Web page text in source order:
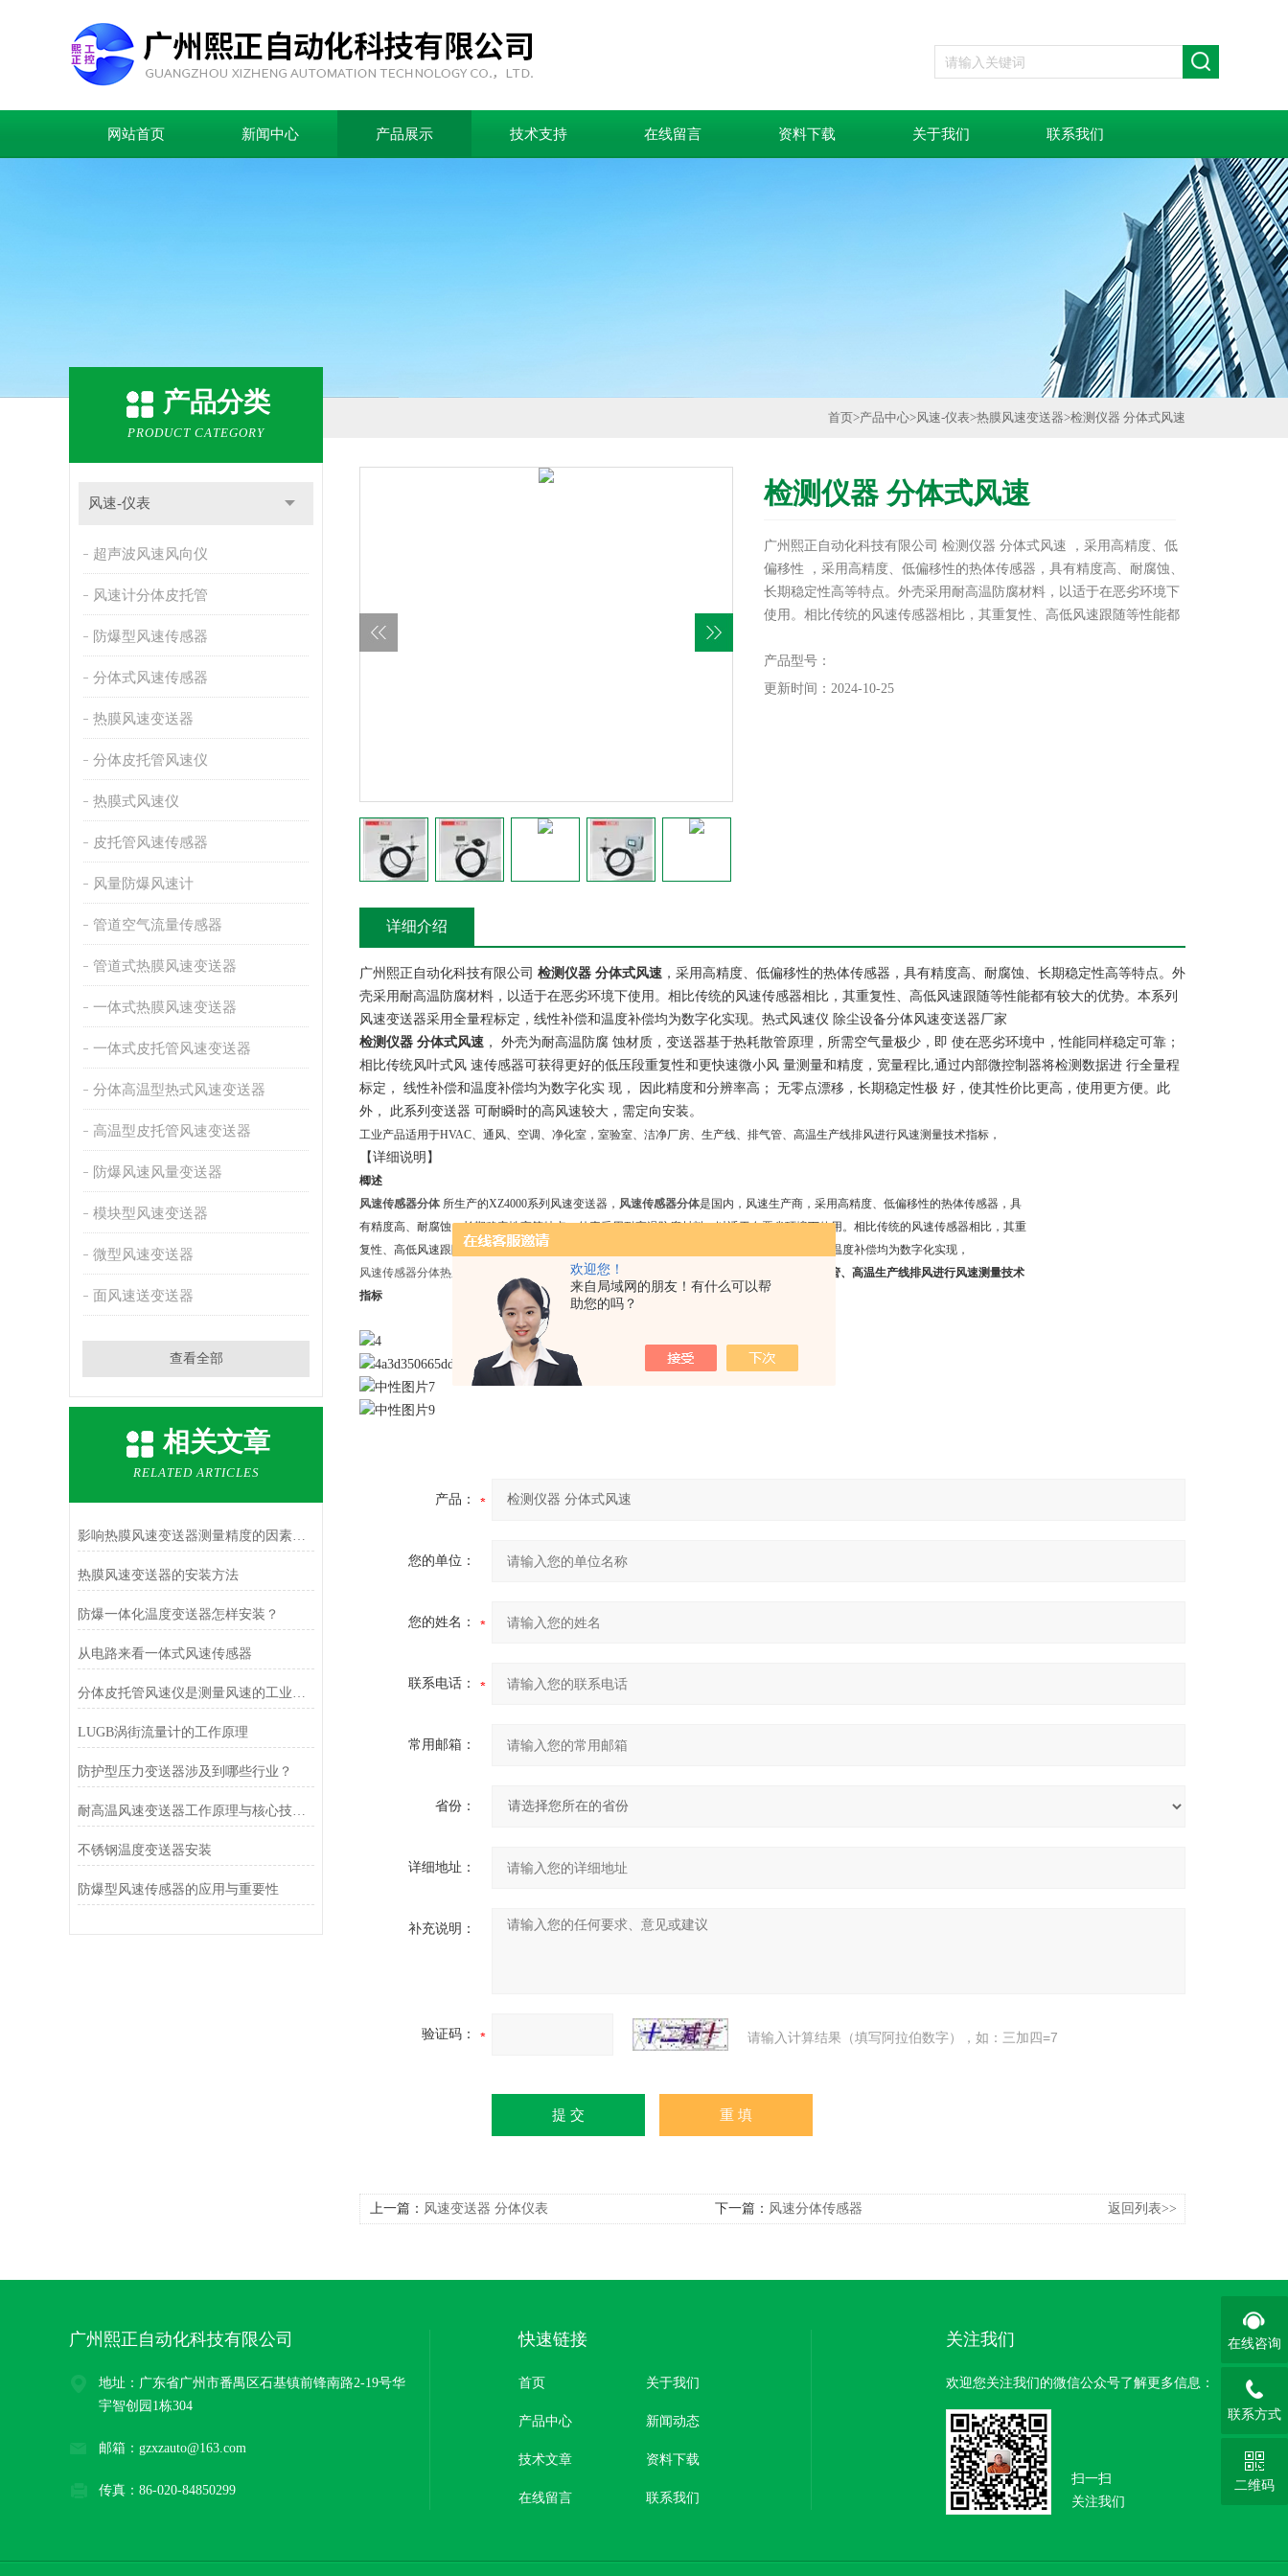
欢迎您！
来自局域网的朋友！有什么可以帮
助您的吗？
网站首页 新闻中心 产品展示 技术支持 在线留言 资料下载 关于我们 联系我们
产品分类
PRODUCT CATEGORY
风速-仪表
超声波风速风向仪
风速计分体皮托管
防爆型风速传感器
分体式风速传感器
热膜风速变送器
分体皮托管风速仪
热膜式风速仪
皮托管风速传感器
风量防爆风速计
管道空气流量传感器
管道式热膜风速变送器
一体式热膜风速变送器
一体式皮托管风速变送器
分体高温型热式风速变送器
高温型皮托管风速变送器
防爆风速风量变送器
模块型风速变送器
微型风速变送器
面风速送变送器
查看全部
相关文章
RELATED ARTICLES
影响热膜风速变送器测量精度的因素及解决措施
热膜风速变送器的安装方法
防爆一体化温度变送器怎样安装？
从电路来看一体式风速传感器
分体皮托管风速仪是测量风速的工业设备
LUGB涡街流量计的工作原理
防护型压力变送器涉及到哪些行业？
耐高温风速变送器工作原理与核心技术解析
不锈钢温度变送器安装
防爆型风速传感器的应用与重要性
首页>产品中心>风速-仪表>热膜风速变送器>检测仪器 分体式风速
检测仪器 分体式风速
广州熙正自动化科技有限公司 检测仪器 分体式风速 ，采用高精度、低
偏移性 ，采用高精度、低偏移性的热体传感器，具有精度高、耐腐蚀、
长期稳定性高等特点。外壳采用耐高温防腐材料，以适于在恶劣环境下
使用。相比传统的风速传感器相比，其重复性、高低风速跟随等性能都
偿均为数字化实现。热式风速仪 除尘设备分体风速变送器 厂家
产品型号：
更新时间：2024-10-25
详细介绍
广州熙正自动化科技有限公司 检测仪器 分体式风速 ，采用高精度、低偏移性的热体传感器，具有精度高、耐腐蚀、长期稳定性高等特点。外
壳采用耐高温防腐材料，以适于在恶劣环境下使用。相比传统的风速传感器相比，其重复性、高低风速跟随等性能都有较大的优势。本系列
风速变送器采用全量程标定，线性补偿和温度补偿均为数字化实现。热式风速仪 除尘设备分体风速变送器厂家
检测仪器 分体式风速 ， 外壳为耐高温防腐 蚀材质，变送器基于热耗散管原理，所需空气量极少，即 使在恶劣环境中，性能同样稳定可靠；
相比传统风叶式风 速传感器可获得更好的低压段重复性和更快速微小风 量测量和精度，宽量程比,通过内部微控制器将检测数据进 行全量程
标定，
线性补偿和温度补偿均为数字化实 现， 因此精度和分辨率高； 无零点漂移，长期稳定性极 好，使其性价比更高，使用更方便。此
外，
此系列变送器 可耐瞬时的高风速较大，需定向安装。
工业产品适用于HVAC、通风、空调、净化室，室验室、洁净厂房、生产线、排气管、高温生产线排风进行风速测量技术指标，
【详细说明】
楖述
风速传感器分体 所生产的XZ4000系列风速变送器， 风速传感器分体是国内，风速生产商，采用高精度、低偏移性的热体传感器，具
有精度高、耐腐蚀、长期稳定性高等特点。外壳采用耐高温防腐材料，以适于在恶劣环境下使用。相比传统的风速传感器相比，其重
复性、高低风速跟随等性能都有较大的优势。本系列风速变送器采用全量程标定，线性补偿和温度补偿均为数字化实现，
风速传感器分体热膜
适用于HVAC、通风、空调、净化室，室验室、洁净厂房、生产线、排气管、高温生产线排风进行风速测量技术
指标
产品：
您的单位：
您的姓名：
联系电话：
常用邮箱：
省份：
详细地址：
补充说明：
验证码： 请输入计算结果（填写阿拉伯数字），如：三加四=7
上一篇： 风速变送器 分体仪表 下一篇： 风速分体传感器 返回列表>>
广州熙正自动化科技有限公司
地址：广东省广州市番禺区石基镇前锋南路2-19号华
宇智创园1栋304
邮箱：gzxzauto@163.com
传真：86-020-84850299
快速链接
首页 关于我们
产品中心 新闻动态
技术文章 资料下载
在线留言 联系我们
关注我们
欢迎您关注我们的微信公众号了解更多信息：
扫一扫
关注我们
在线咨询
联系方式
二维码